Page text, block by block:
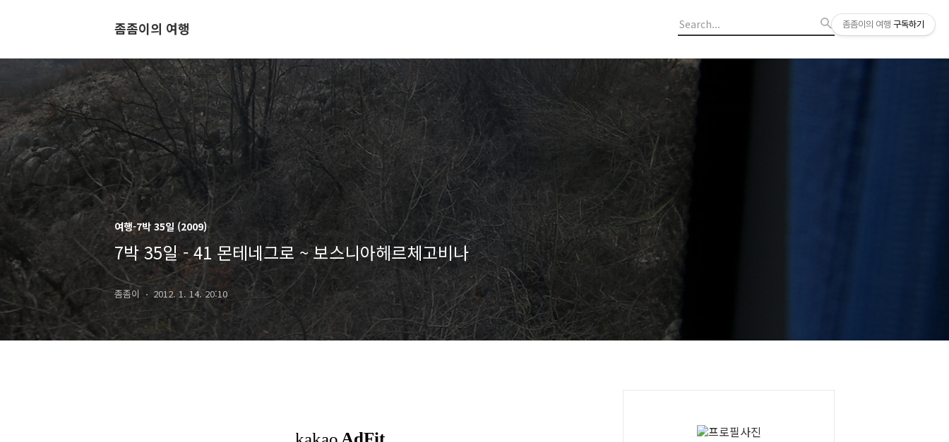
좀좀이의 여행
여행-7박 35일 (2009)
7박 35일 - 41 몬테네그로 ~ 보스니아헤르체고비나
좀좀이 2012. 1. 14. 20:10
좀좀이의 여행 구독하기